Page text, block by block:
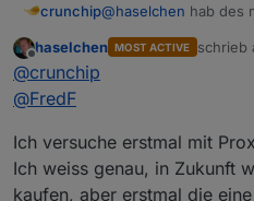
crunchip@haselchen hab des
ist mit unraid
haselchen MOST ACTIVE schrieb
zuletzt
@crunchip
@FredF
Ich versuche erstmal mit
Ich weiss genau, in Zukunft
kaufen, aber erstmal die